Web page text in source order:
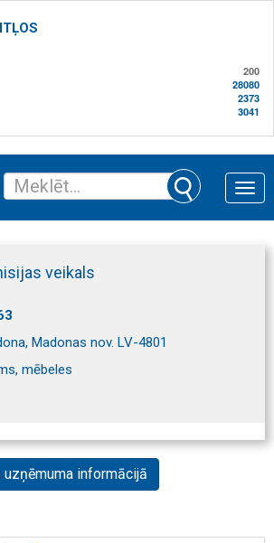
200
28080
2373
3041
Toggle
veikals
Madonas nov. LV-4801
mēbeles
informācijā